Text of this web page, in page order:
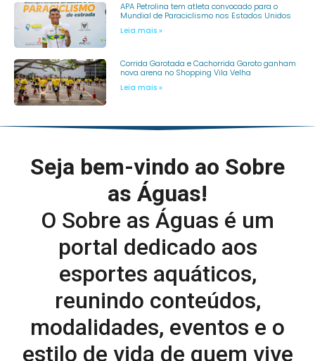
APA Petrolina tem atleta convocado para o
Mundial de Paraciclismo nos Estados Unidos
Leia mais »
Corrida Garotada e Cachorrida Garoto ganham
nova arena no Shopping Vila Velha
Leia mais »
Seja bem-vindo ao Sobre
as Águas!
O Sobre as Águas é um
portal dedicado aos
esportes aquáticos,
reunindo conteúdos,
modalidades, eventos e o
estilo de vida de quem vive